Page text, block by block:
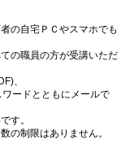
の自宅ＰＣやスマホでも
の職員の方が受講いただ
、
ードとともにメールで
す。
の制限はありません。